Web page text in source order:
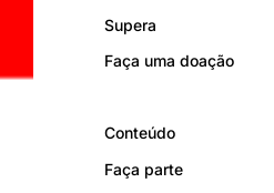
Supera
Faça uma doação
Conteúdo
Faça parte